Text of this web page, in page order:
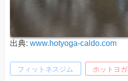
出典: www.hotyoga-caldo.com
フィットネスジム ホットヨガ